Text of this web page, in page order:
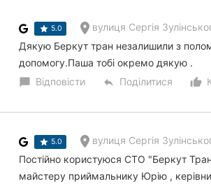
5.0 вулиця Сергія
Дякую Беркут тран незалишили з
допомогу.Паша тобі окремо дякую .
chat_bubble Відповісти reply Поділитися
5.0 вулиця Сергія
Постійно користуюся СТО "Беркут
майстеру приймальнику Юрію ,